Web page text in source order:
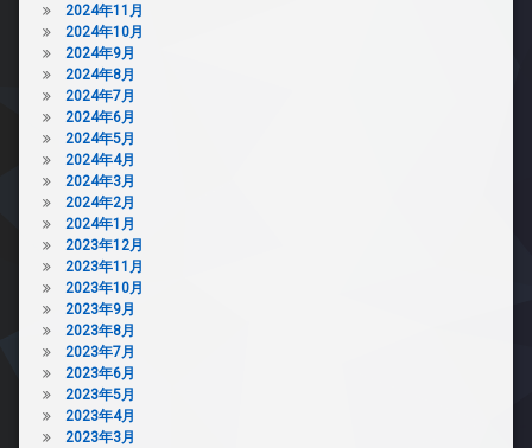
2024年11月
2024年10月
2024年9月
2024年8月
2024年7月
2024年6月
2024年5月
2024年4月
2024年3月
2024年2月
2024年1月
2023年12月
2023年11月
2023年10月
2023年9月
2023年8月
2023年7月
2023年6月
2023年5月
2023年4月
2023年3月